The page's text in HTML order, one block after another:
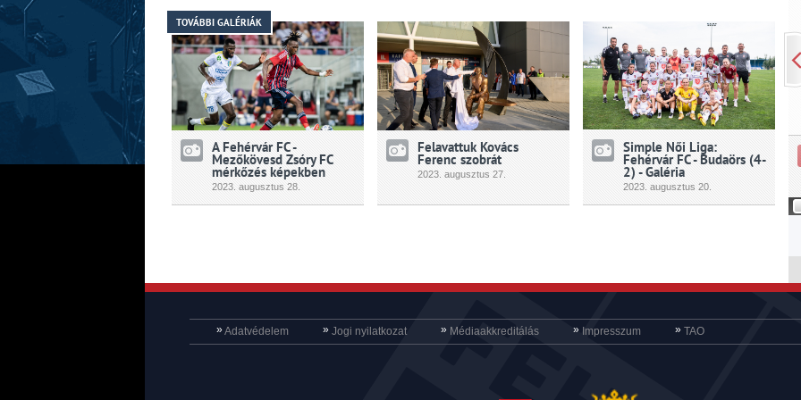
A Fehérvár FC -
Mezőkövesd Zsóry FC
mérkőzés képekben
2023. augusztus 28.
Felavattuk Kovács
Ferenc szobrát
2023. augusztus 27.
Simple Női Liga:
Fehérvár FC - Budaörs (4-
2) - Galéria
2023. augusztus 20.
TOVÁBBI GALÉRIÁK
»Adatvédelem » Jogi nyilatkozat » Médiaakkreditálás » Impresszum » TAO